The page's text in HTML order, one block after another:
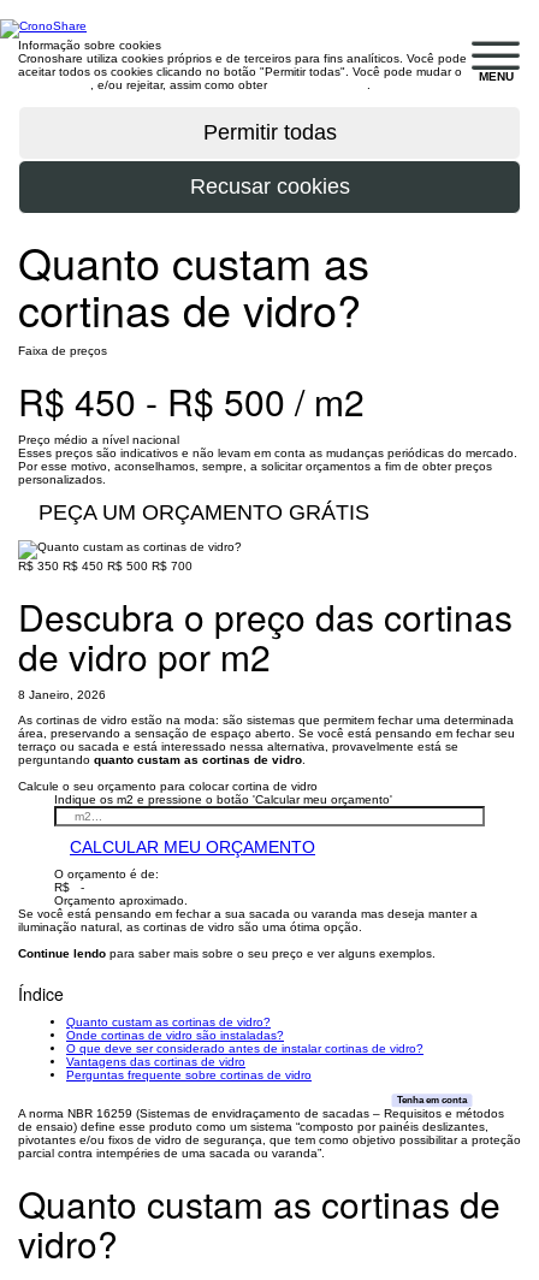
MENU
Informação sobre cookies
Cronoshare utiliza cookies próprios e de terceiros para fins analíticos. Você pode
aceitar todos os cookies clicando no botão "Permitir todas". Você pode mudar o
, e/ou rejeitar, assim como obter
Quanto custam as
cortinas de vidro?
Faixa de preços
R$ 450 - R$ 500 / m2
Preço médio a nível nacional
Esses preços são indicativos e não levam em conta as mudanças periódicas do mercado.
Por esse motivo, aconselhamos, sempre, a solicitar orçamentos a fim de obter preços
personalizados.
PEÇA UM ORÇAMENTO GRÁTIS
R$ 350 R$ 450 R$ 500 R$ 700
Descubra o preço das cortinas
de vidro por m2
8 Janeiro, 2026
As cortinas de vidro estão na moda: são sistemas que permitem fechar uma determinada
área, preservando a sensação de espaço aberto. Se você está pensando em fechar seu
terraço ou sacada e está interessado nessa alternativa, provavelmente está se
perguntando quanto custam as cortinas de vidro
Calcule o seu orçamento para colocar cortina de vidro
Indique os m2 e pressione o botão 'Calcular meu orçamento'
CALCULAR MEU ORÇAMENTO
O orçamento é de:
R$ -
Orçamento aproximado.
Se você está pensando em fechar a sua sacada ou varanda mas deseja manter a
iluminação natural, as cortinas de vidro são uma ótima opção.
Continue lendo para saber mais sobre o seu preço e ver alguns exemplos.
Índice
Quanto custam as cortinas de vidro?
Onde cortinas de vidro são instaladas?
O que deve ser considerado antes de instalar cortinas de vidro?
Vantagens das cortinas de vidro
Perguntas frequente sobre cortinas de vidro
Tenha em conta
A norma NBR 16259 (Sistemas de envidraçamento de sacadas – Requisitos e métodos
de ensaio) define esse produto como um sistema “composto por painéis deslizantes,
pivotantes e/ou fixos de vidro de segurança, que tem como objetivo possibilitar a proteção
parcial contra intempéries de uma sacada ou varanda”.
Quanto custam as cortinas de
vidro?